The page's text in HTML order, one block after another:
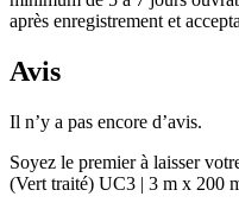
après enregistrement et
Avis
Il n’y a pas encore d’avis.
Soyez le premier à laisser
(Vert traité) UC3 | 3 m x 200